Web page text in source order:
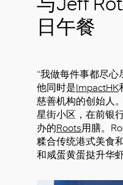
日午餐
“我做每件事都尽心
他同时是ImpactHK
慈善机构的创始人
星街小区，在前银
办的Roots用膳。
糅合传统港式美食
和咸蛋黄蛋挞升华